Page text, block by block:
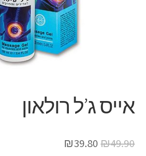
אייס ג’ל רולאון
₪49.90
₪39.80